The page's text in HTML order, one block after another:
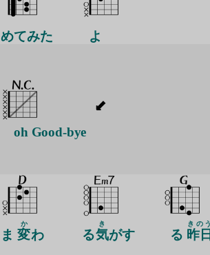
めてみた よ
oh Good-bye
ま変
か
わ る気
き
がす る 昨
きの